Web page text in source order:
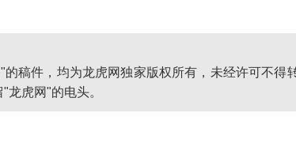
的稿件，均为龙虎网独家版权所有，未经许可不得
龙虎网"的电头。